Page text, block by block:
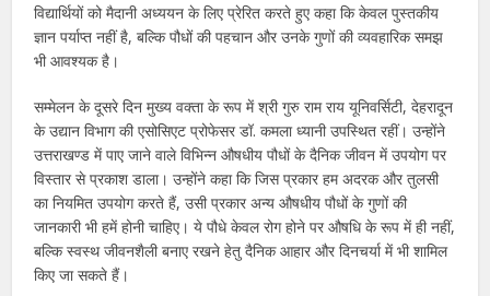
विद्यार्थियों को मैदानी अध्ययन के लिए प्रेरित करते हुए कहा कि केवल पुस्तकीय
ज्ञान पर्याप्त नहीं है, बल्कि पौधों की पहचान और उनके गुणों की व्यवहारिक समझ
भी आवश्यक है।
सम्मेलन के दूसरे दिन मुख्य वक्ता के रूप में श्री गुरु राम राय यूनिवर्सिटी, देहरादून
के उद्यान विभाग की एसोसिएट प्रोफेसर डॉ. कमला ध्यानी उपस्थित रहीं। उन्होंने
उत्तराखण्ड में पाए जाने वाले विभिन्न औषधीय पौधों के दैनिक जीवन में उपयोग पर
विस्तार से प्रकाश डाला। उन्होंने कहा कि जिस प्रकार हम अदरक और तुलसी
का नियमित उपयोग करते हैं, उसी प्रकार अन्य औषधीय पौधों के गुणों की
जानकारी भी हमें होनी चाहिए। ये पौधे केवल रोग होने पर औषधि के रूप में ही नहीं,
बल्कि स्वस्थ जीवनशैली बनाए रखने हेतु दैनिक आहार और दिनचर्या में भी शामिल
किए जा सकते हैं।